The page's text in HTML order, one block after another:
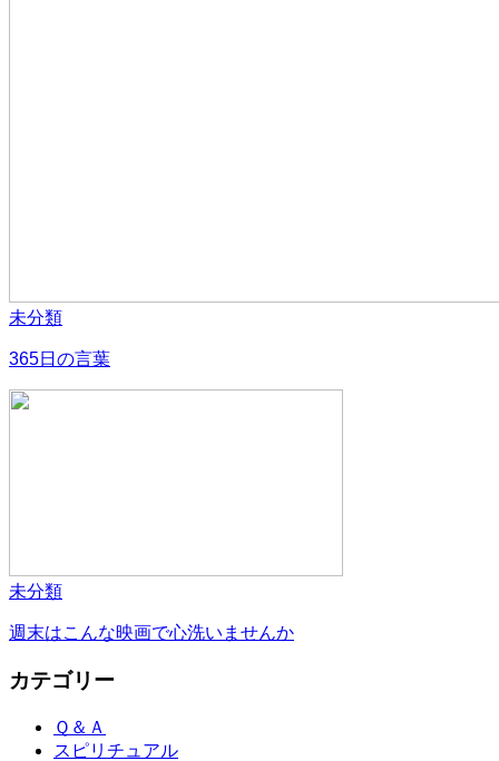
未分類
365日の言葉
未分類
週末はこんな映画で心洗いませんか
カテゴリー
Ｑ＆Ａ
スピリチュアル